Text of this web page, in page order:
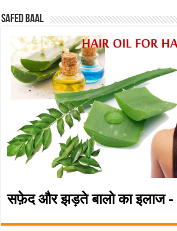
Safed baal
सफ़ेद और झड़ते बालो का इलाज